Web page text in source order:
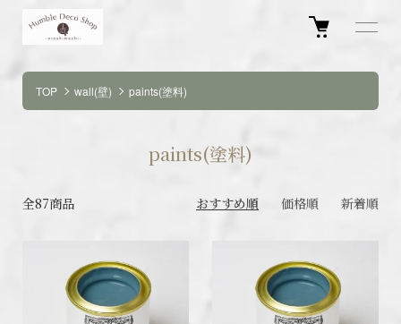
TOP wall(壁) paints(塗料)
paints(塗料)
全87商品 おすすめ順 価格順 新着順